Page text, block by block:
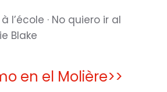
l’école · No quiero ir al
Blake
en el Molière>>